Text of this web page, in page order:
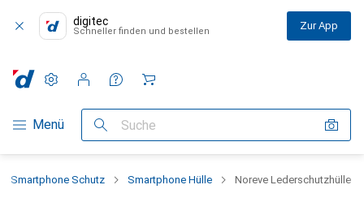
digitec
Schneller finden und bestellen Zur App
Navigation nach Kategorien
Menü Suche
Einstellungen
Kundenkonto
Vergleichslisten
Merklisten
Warenkorb
Smartphone Schutz Smartphone Hülle Noreve Lederschutzhülle